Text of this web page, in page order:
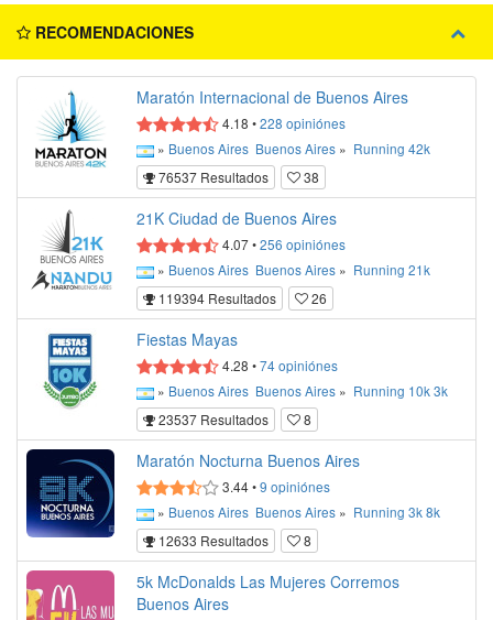
RECOMENDACIONES
Maratón Internacional de Buenos Aires
4.18 •228 opiniónes
» Buenos Aires Buenos Aires » Running 42k
76537 Resultados
38
21K Ciudad de Buenos Aires
4.07•256 opiniónes
» Buenos Aires Buenos Aires » Running 21k
119394 Resultados
26
Fiestas Mayas
4.28 •74opiniónes
» Buenos Aires Buenos Aires » Running 10k3k
23537 Resultados
8
Maratón Nocturna Buenos Aires
3.44•9 opiniónes
» Buenos Aires Buenos Aires » Running 3k8k
12633 Resultados
8
5k McDonalds Las Mujeres Corremos
Buenos Aires